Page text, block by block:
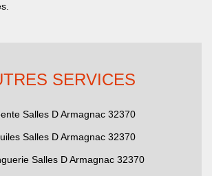
SERVICES
Salles D Armagnac 32370
Salles D Armagnac 32370
Salles D Armagnac 32370